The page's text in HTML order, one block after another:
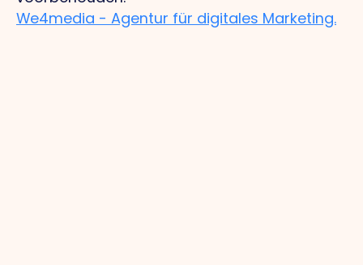
We4media - Agentur für digitales Marketing.